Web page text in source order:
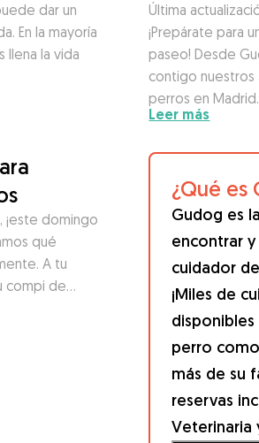
dar un
En la mayoría
llena la vida
Última
¡Prepárate para
paseo! Desde
contigo nuestros
perros en
Leer más
¡este domingo
qué
A tu
compi de…
¿Qué es
Gudog es
encontrar
cuidador
¡Miles de
perro
más de su
reservas
Veterinaria